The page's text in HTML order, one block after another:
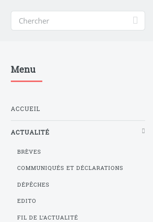
Menu
ACCUEIL
ACTUALITÉ
BRÈVES
COMMUNIQUÉS ET DÉCLARATIONS
DÉPÊCHES
EDITO
FIL DE L’ACTUALITÉ